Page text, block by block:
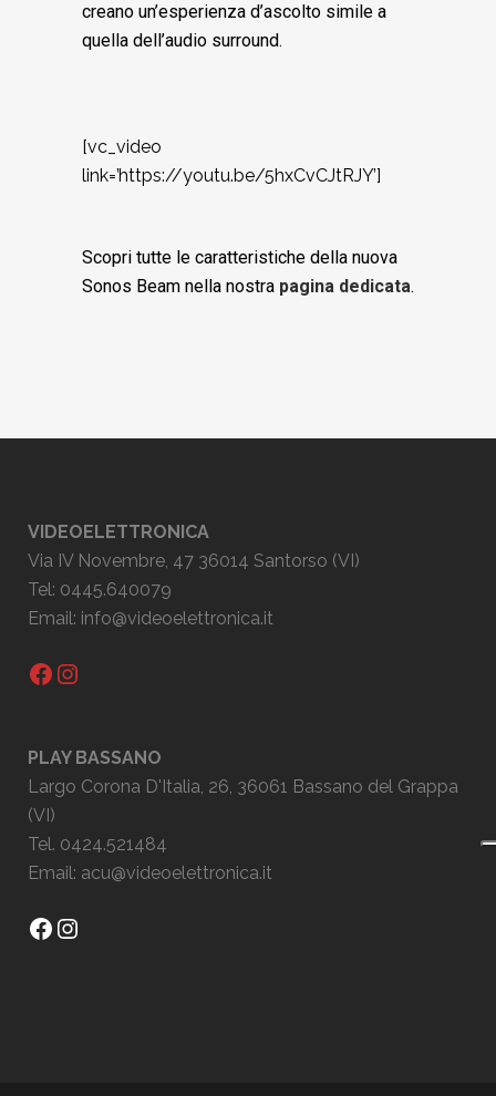
creano un’esperienza d’ascolto simile a
quella dell’audio surround.
[vc_video
link=’https://youtu.be/5hxCvCJtRJY’]
Scopri tutte le caratteristiche della nuova
Sonos Beam nella nostra pagina dedicata.
VIDEOELETTRONICA
Via IV Novembre, 47 36014 Santorso (VI)
Tel: 0445.640079
Email: info@videoelettronica.it
Facebook
Instagram
PLAY BASSANO
Largo Corona D'Italia, 26, 36061 Bassano del Grappa
(VI)
Tel. 0424.521484
Email: acu@videoelettronica.it
Facebook
Instagram